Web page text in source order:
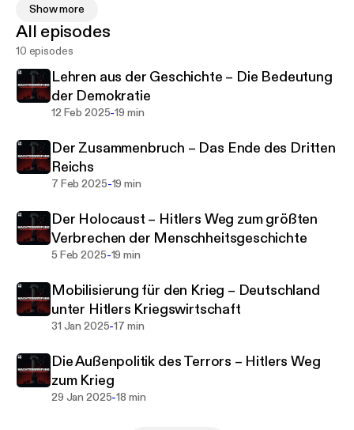
Nationalsozialismus und Adolf Hitlers führten – von
den politischen und gesellschaftlichen Krisen der
Weimarer Republik bis zur vollständigen Zerstörung
demokratischer Strukturen.
In sorgfältig recherchierten Episoden wird
Gleichgültigkeit den Weg für eine der dunkelsten
Perioden der Geschichte ebneten. Diese Serie
erzählt nicht nur die Geschichte einer zerstörten
Freiheit, sondern auch, welche Lehren wir aus der
Vergangenheit für die Gegenwart ziehen können.
Eine eindringliche Erinnerung daran, dass
Demokratie keine Selbstverständlichkeit ist – und
wie wichtig es ist, sie zu schützen.
https://48forward.com
Moderation: Daniel Fürg
Show more
All episodes
10 episodes
Lehren aus der Geschichte – Die Bedeutung
der Demokratie
12 Feb 2025-19 min
Der Zusammenbruch – Das Ende des Dritten
Reichs
7 Feb 2025-19 min
Der Holocaust – Hitlers Weg zum größten
Verbrechen der Menschheitsgeschichte
5 Feb 2025-19 min
Mobilisierung für den Krieg – Deutschland
unter Hitlers Kriegswirtschaft
31 Jan 2025-17 min
Die Außenpolitik des Terrors – Hitlers Weg
zum Krieg
29 Jan 2025-18 min